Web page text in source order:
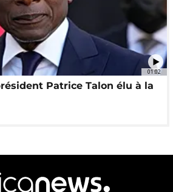
01:02
Patrice Talon élu à la